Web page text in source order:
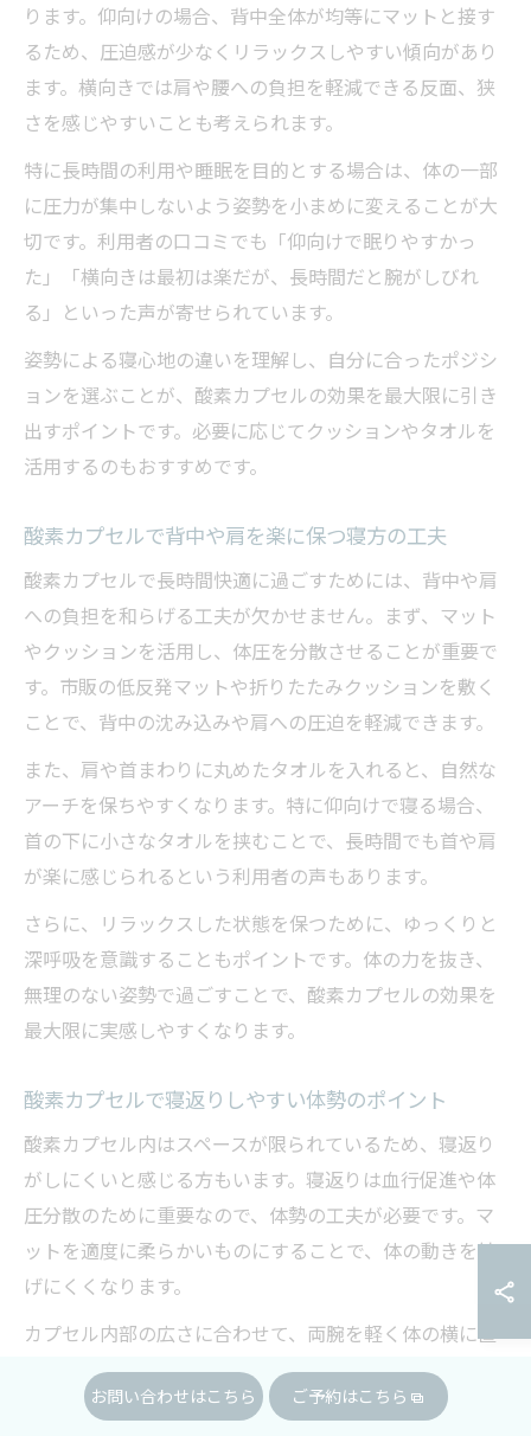
ります。仰向けの場合、背中全体が均等にマットと接す
るため、圧迫感が少なくリラックスしやすい傾向があり
ます。横向きでは肩や腰への負担を軽減できる反面、狭
さを感じやすいことも考えられます。
特に長時間の利用や睡眠を目的とする場合は、体の一部
に圧力が集中しないよう姿勢を小まめに変えることが大
切です。利用者の口コミでも「仰向けで眠りやすかっ
た」「横向きは最初は楽だが、長時間だと腕がしびれ
る」といった声が寄せられています。
姿勢による寝心地の違いを理解し、自分に合ったポジシ
ョンを選ぶことが、酸素カプセルの効果を最大限に引き
出すポイントです。必要に応じてクッションやタオルを
活用するのもおすすめです。
酸素カプセルで背中や肩を楽に保つ寝方の工夫
酸素カプセルで長時間快適に過ごすためには、背中や肩
への負担を和らげる工夫が欠かせません。まず、マット
やクッションを活用し、体圧を分散させることが重要で
す。市販の低反発マットや折りたたみクッションを敷く
ことで、背中の沈み込みや肩への圧迫を軽減できます。
また、肩や首まわりに丸めたタオルを入れると、自然な
アーチを保ちやすくなります。特に仰向けで寝る場合、
首の下に小さなタオルを挟むことで、長時間でも首や肩
が楽に感じられるという利用者の声もあります。
さらに、リラックスした状態を保つために、ゆっくりと
深呼吸を意識することもポイントです。体の力を抜き、
無理のない姿勢で過ごすことで、酸素カプセルの効果を
最大限に実感しやすくなります。
酸素カプセルで寝返りしやすい体勢のポイント
酸素カプセル内はスペースが限られているため、寝返り
がしにくいと感じる方もいます。寝返りは血行促進や体
圧分散のために重要なので、体勢の工夫が必要です。マ
ットを適度に柔らかいものにすることで、体の動きを妨
げにくくなります。
カプセル内部の広さに合わせて、両腕を軽く体の横に置
く、ひざを少し曲げるなど、動きやすい姿勢を意識しま
しょう。クッションや丸めたタオルを背中や腰の下に入
お問い合わせはこちら ご予約はこちら